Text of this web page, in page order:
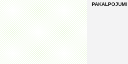
PAKALPOJUMI